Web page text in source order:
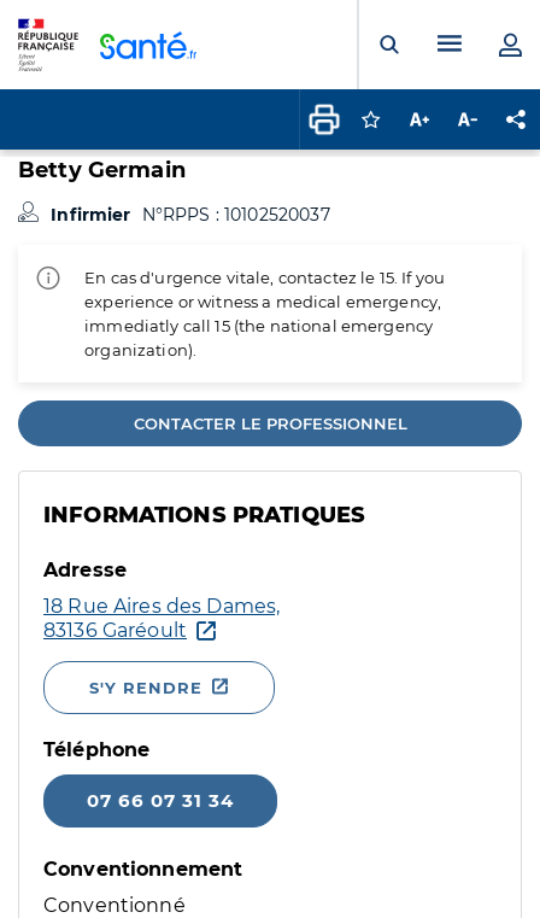
Ouvrir laMenu
Connectez-vous
Augmenter la
Betty Germain
Infirmier N°RPPS : 10102520037
En cas d'urgence vitale, contactez le 15. If you
experience or witness a medical emergency,
immediatly call 15 (the national emergency
organization).
CONTACTER LE PROFESSIONNEL
INFORMATIONS PRATIQUES
Adresse
18 Rue Aires des Dames,
83136 Garéoult
S'Y RENDRE
Téléphone
07 66 07 31 34
Conventionnement
Conventionné